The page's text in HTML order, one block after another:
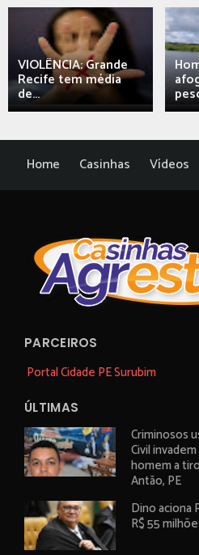
VIOLÊNCIA: Grande
Recife tem média
de...
Home Casinhas Vídeos
PARCEIROS
Portal Cidade PE Surubim
ÚLTIMAS
Criminosos
Civil
homem a
Antão, PE
Dino aciona
R$ 55